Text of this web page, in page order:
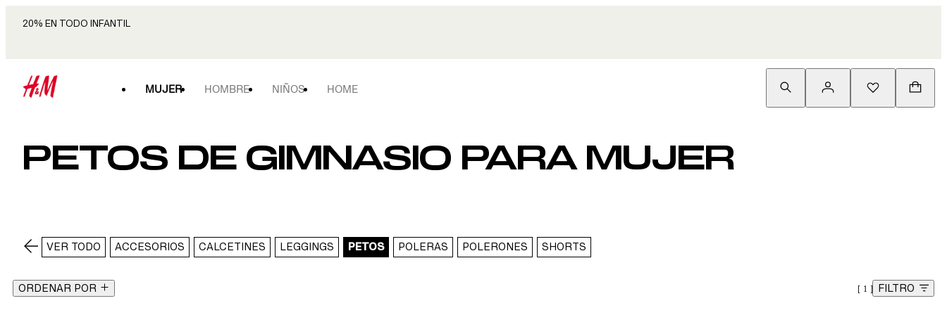
20% EN TODO INFANTIL
MUJER HOMBRE NIÑOS HOME
PETOS DE GIMNASIO PARA MUJER
VER TODO ACCESORIOS CALCETINES LEGGINGS PETOS POLERAS POLERONES SHORTS
ORDENAR POR 1 FILTRO